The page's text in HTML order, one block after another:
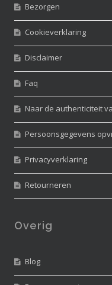
Bezorgen
Cookieverklaring
Disclaimer
Faq
Naar de authenticiteit
Persoonsgegevens
Privacyverklaring
Retourneren
Overig
Blog